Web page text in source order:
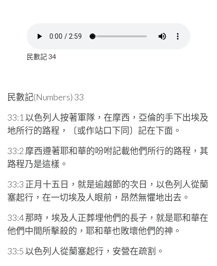
民數記 34
民數記(Numbers) 33
33:1 以色列人按著軍隊，在摩西，亞倫的手下出埃及
地所行的路程，〔或作站口下同〕記在下面。
33:2 摩西遵著耶和華的吩咐記載他們所行的路程，其
路程乃是這樣。
33:3 正月十五日，就是逾越節的次日，以色列人從蘭
塞起行，在一切埃及人眼前，昂然無懼地出去。
33:4 那時，埃及人正葬埋他們的長子，就是耶和華在
他們中間所擊殺的，耶和華也敗壞他們的神。
33:5 以色列人從蘭塞起行，安營在疏割。